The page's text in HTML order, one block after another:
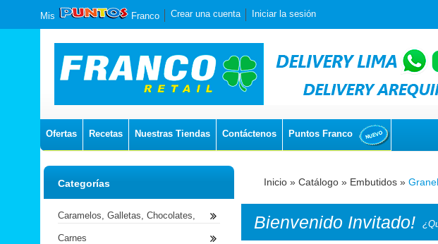
Mis Franco Crear una cuenta Iniciar la sesión
Ofertas Recetas Nuestras Tiendas Contáctenos Puntos Franco
Inicio » Catálogo » Embutidos » Granel
Bienvenido Invitado!
Categorías
Caramelos, Galletas, Chocolates,
Carnes